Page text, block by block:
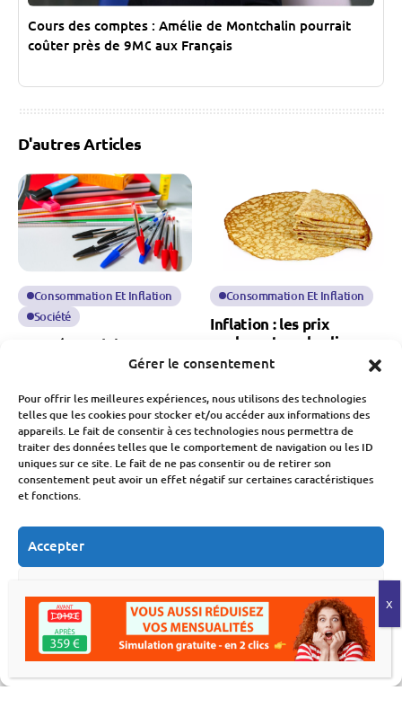
Gérer le consentement
Pour offrir les meilleures expériences, nous utilisons des technologies
telles que les cookies pour stocker et/ou accéder aux informations des
appareils. Le fait de consentir à ces technologies nous permettra de
traiter des données telles que le comportement de navigation ou les ID
uniques sur ce site. Le fait de ne pas consentir ou de retirer son
consentement peut avoir un effet négatif sur certaines caractéristiques
et fonctions.
Accepter
Voir les préférences
Politique de cookiesDéclaration de confidentialité
Cours des comptes : Amélie de Montchalin pourrait
coûter près de 9M€ aux Français
D'autres Articles
Consommation Et Inflation
Société
Rentrée scolaire 2026 :
la facture continue de
françaises
Fabien Monvoisin
4 Août 2026
Consommation Et Inflation
Inflation : les prix
explosent sur les lieux
de vacances, la crêpe n’y
Fabien Monvoisin
2 Août 2026
Consommation des
ménages : pourquoi les
dépenses des Français
repartent à la hausse en
Inflation : retour d’une
inflation au-dessus de 2
% en juillet